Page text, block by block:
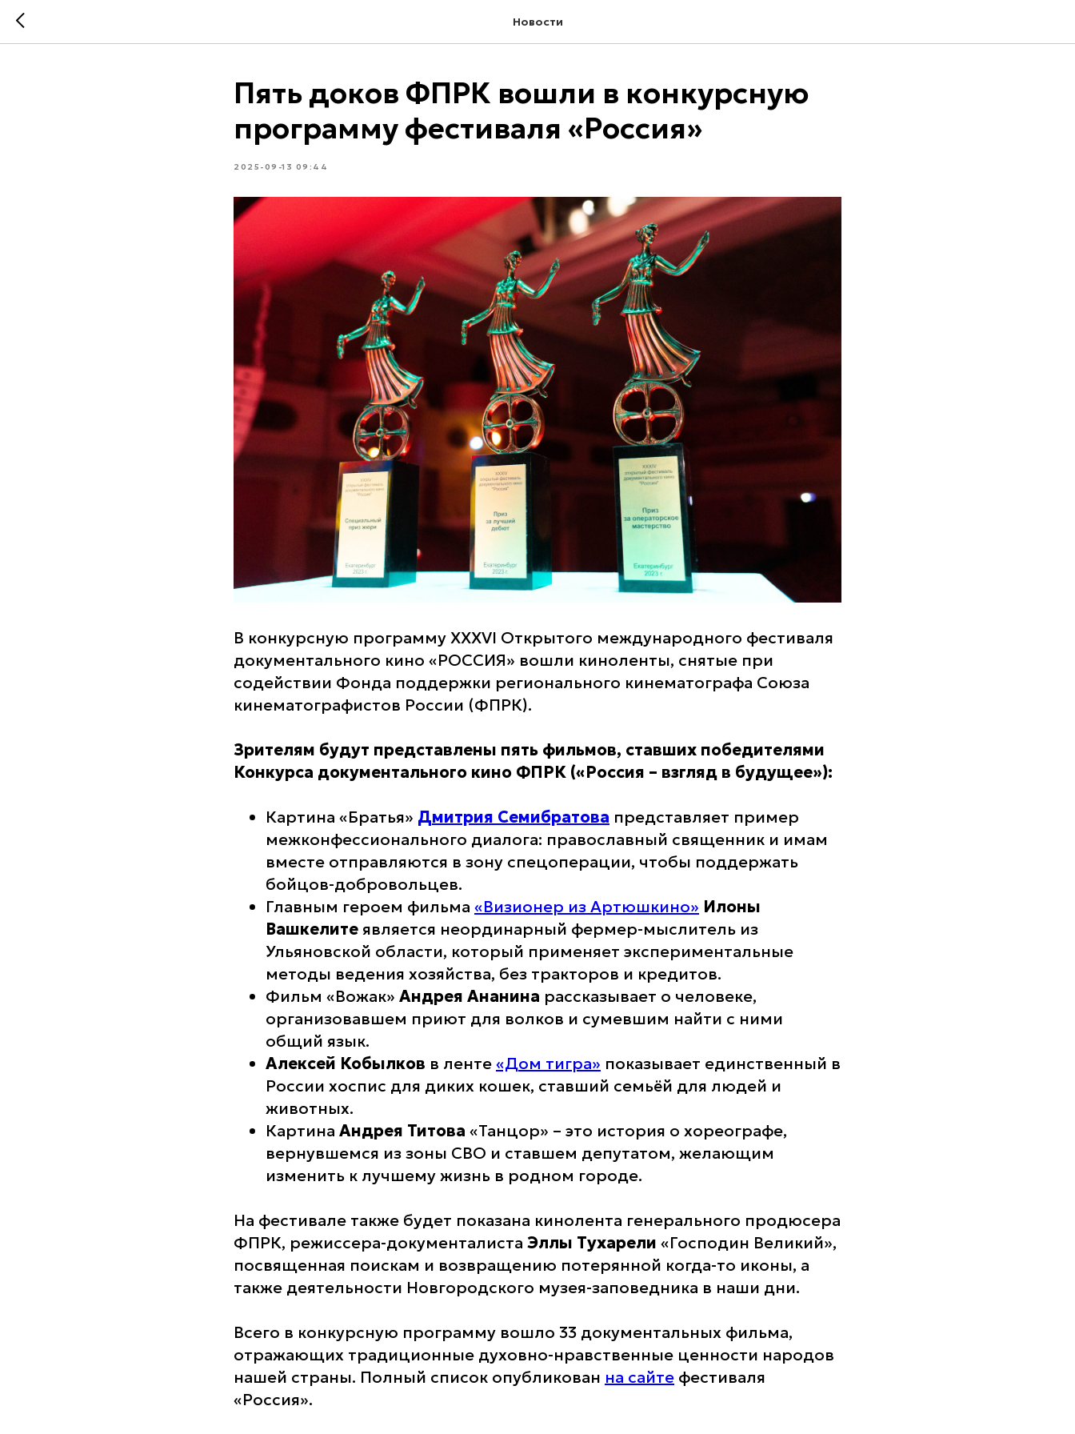
Новости
Пять доков ФПРК вошли в конкурсную
программу фестиваля «Россия»
2025-09-13 09:44
В конкурсную программу XXXVI Открытого международного фестиваля
документального кино «РОССИЯ» вошли киноленты, снятые при
содействии Фонда поддержки регионального кинематографа Союза
кинематографистов России (ФПРК).
Зрителям будут представлены пять фильмов, ставших победителями
Конкурса документального кино ФПРК («Россия – взгляд в будущее»):
Картина «Братья» Дмитрия Семибратова представляет пример
межконфессионального диалога: православный священник и имам
вместе отправляются в зону спецоперации, чтобы поддержать
бойцов-добровольцев.
Главным героем фильма «Визионер из Артюшкино» Илоны
Вашкелитеявляется неординарный фермер-мыслитель из
Ульяновской области, который применяет экспериментальные
методы ведения хозяйства, без тракторов и кредитов.
Фильм «Вожак» Андрея Ананина рассказывает о человеке,
организовавшем приют для волков и сумевшим найти с ними
общий язык.
Алексей Кобылков в ленте«Дом тигра» показывает единственный в
России хоспис для диких кошек, ставший семьёй для людей и
животных.
Картина Андрея Титова «Танцор» – это история о хореографе,
вернувшемся из зоны СВО и ставшем депутатом, желающим
изменить к лучшему жизнь в родном городе.
На фестивале также будет показана кинолента генерального продюсера
ФПРК, режиссера-документалиста Эллы Тухарели «Господин Великий»,
посвященная поискам и возвращению потерянной когда-то иконы, а
также деятельности Новгородского музея-заповедника в наши дни.
Всего в конкурсную программу вошло 33 документальных фильма,
отражающих традиционные духовно-нравственные ценности народов
нашей страны. Полный список опубликован на сайте фестиваля
«Россия».